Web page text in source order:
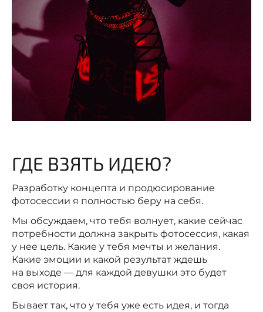
ГДЕ ВЗЯТЬ ИДЕЮ?
Разработку концепта и продюсирование
фотосессии я полностью беру на себя.
Мы обсуждаем, что тебя волнует, какие сейчас
потребности должна закрыть фотосессия, какая
у нее цель. Какие у тебя мечты и желания.
Какие эмоции и какой результат ждешь
на выходе — для каждой девушки это будет
своя история.
Бывает так, что у тебя уже есть идея, и тогда